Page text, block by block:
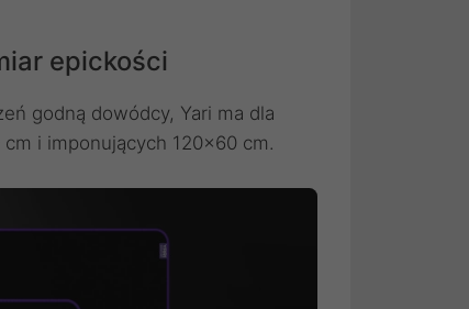
epickości
godną dowódcy, Yari ma dla
i imponujących 120×60 cm.